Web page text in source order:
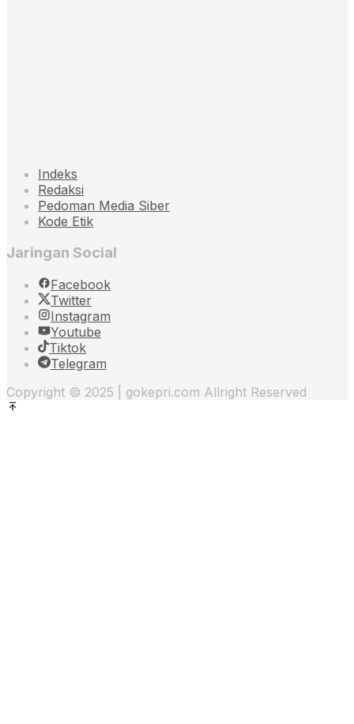
Indeks
Redaksi
Pedoman Media Siber
Kode Etik
Jaringan Social
Facebook
Twitter
Instagram
Youtube
Tiktok
Telegram
Copyright © 2025 | gokepri.com Allright Reserved